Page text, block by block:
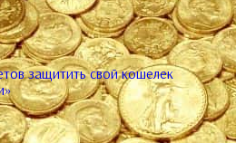
защитить свой кошелек